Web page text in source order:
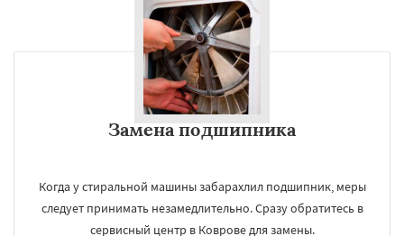
Замена подшипника
Когда у стиральной машины забарахлил подшипник, меры
следует принимать незамедлительно. Сразу обратитесь в
сервисный центр в Коврове для замены.